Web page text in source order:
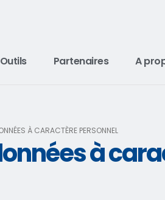
Outils Partenaires A
À CARACTÈRE PERSONNEL
à